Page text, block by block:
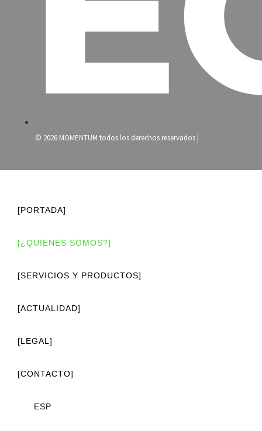
© 2026 MOMENTUM todos los derechos reservados |
[PORTADA]
[¿QUIENES SOMOS?]
[SERVICIOS Y PRODUCTOS]
[ACTUALIDAD]
[LEGAL]
[CONTACTO]
ESP